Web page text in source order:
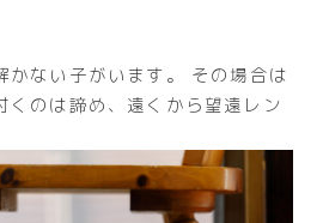
かない子がいます。 その場合は
くのは諦め、遠くから望遠レン